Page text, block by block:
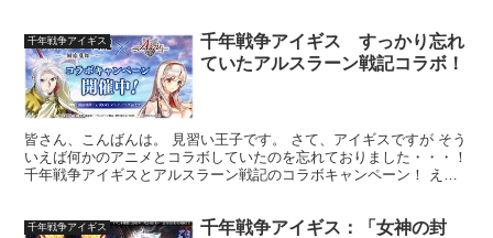
千年戦争アイギス
千年戦争アイギス すっかり忘れ
ていたアルスラーン戦記コラボ！
皆さん、こんばんは。 見習い王子です。 さて、アイギスですが そう
いえば何かのアニメとコラボしていたのを忘れておりました・・・！
千年戦争アイギスとアルスラーン戦記のコラボキャンペーン！ えっ
千年戦争アイギス
千年戦争アイギス：「女神の封